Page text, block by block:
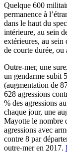
Quelque 600
permanence à
dans le haut du
intérieure, au sein
extérieures, au
de courte durée, ou
Outre-mer, une
un gendarme subit
(augmentation de
628 agressions
% des agressions
chaque jour, une
Mayotte le nombre
agressions avec
contre 8 par
outre-mer en 2017.